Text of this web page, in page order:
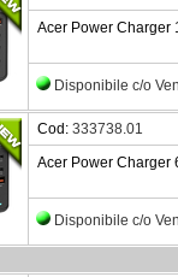
Acer Power Charger
Disponibile c/o
Cod: 333738.01
Acer Power Charger
Disponibile c/o